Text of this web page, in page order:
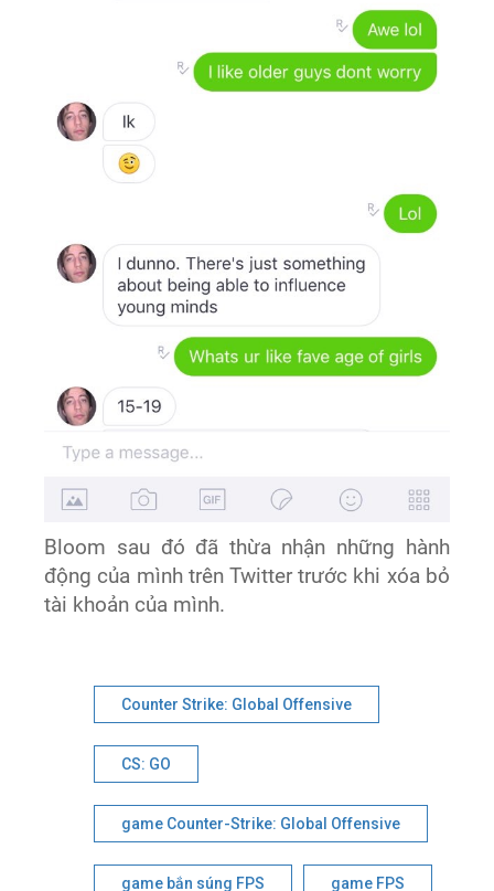
Bloom sau đó đã thừa nhận những hành
động của mình trên Twitter trước khi xóa bỏ
tài khoản của mình.
Counter Strike: Global Offensive
CS: GO
game Counter-Strike: Global Offensive
game bắn súng FPS game FPS